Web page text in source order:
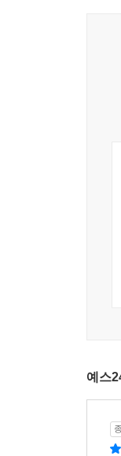
09.
가장
제5
10.
자주
태어
11.
엔시
감사
예스